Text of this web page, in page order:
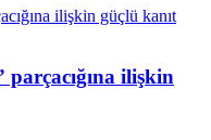
ilişkin